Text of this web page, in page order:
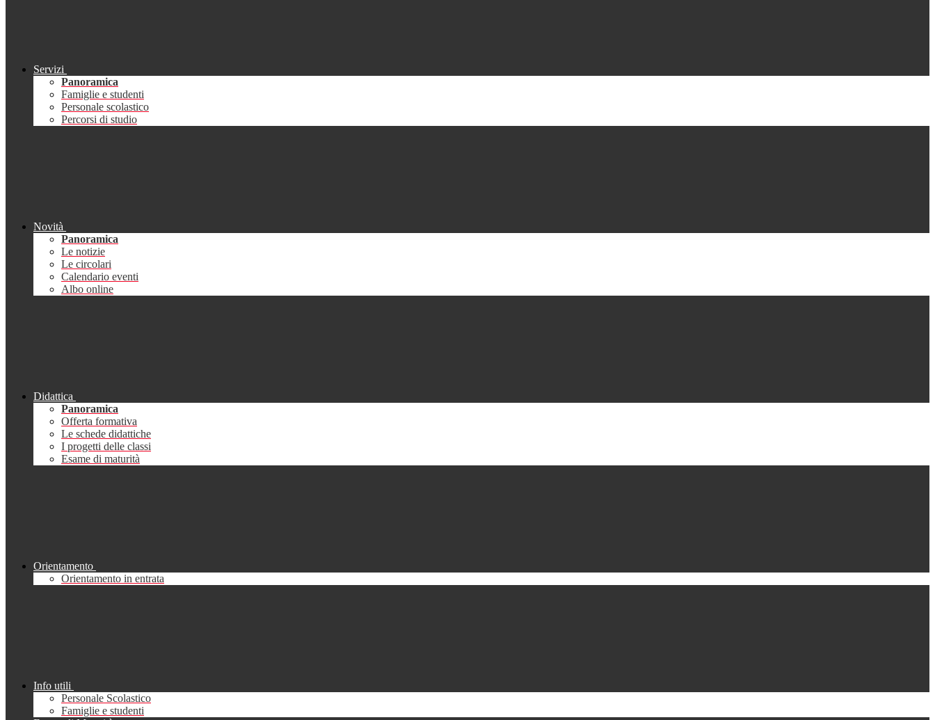
Servizi
Panoramica
Famiglie e studenti
Personale scolastico
Percorsi di studio
Novità
Panoramica
Le notizie
Le circolari
Calendario eventi
Albo online
Didattica
Panoramica
Offerta formativa
Le schede didattiche
I progetti delle classi
Esame di maturità
Orientamento
Orientamento in entrata
Info utili
Personale Scolastico
Famiglie e studenti